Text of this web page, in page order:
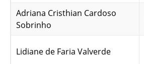
Adriana Cristhian Cardoso
Sobrinho
Lidiane de Faria Valverde